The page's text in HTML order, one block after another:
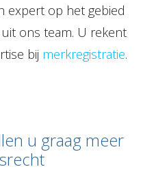
expert op het gebied
ons team. U rekent
bij merkregistratie.
u graag meer